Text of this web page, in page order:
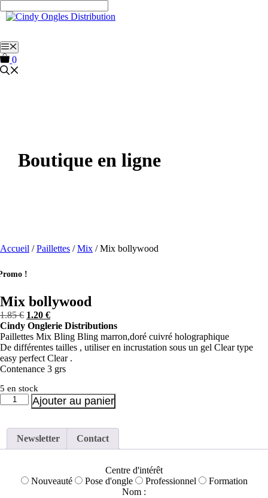
au
Menu
0
Boutique en ligne
Accueil /Paillettes /Mix / Mix bollywood
!
Mix bollywood
1.85€ Le
prix
initial
était :
1.85 €.
1.20 €Le
prix
actuel
est :
1.20 €.
Cindy Onglerie Distributions
Paillettes Mix Bling Bling marron,doré cuivré holographique
De différentes tailles , utiliser en incrustation sous un gel Clear type
easy perfect Clear .
Contenance 3 grs
5 en stock
quantité
bollywood
Ajouter au panier
Newsletter Contact
Centre d'intérêt
Nouveauté
Pose d'ongle Professionnel
Formation
Nom :